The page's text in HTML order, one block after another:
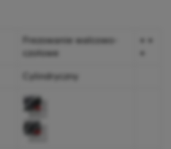
Frezowanie walcowo-
czołowe
+ +
+
Cylindryczny